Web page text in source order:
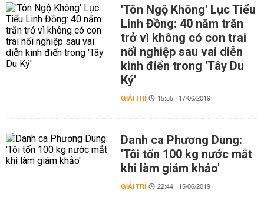
'Tôn Ngộ Không' Lục Tiểu
Linh Đồng: 40 năm trăn
trở vì không có con trai
nối nghiệp sau vai diễn
kinh điển trong 'Tây Du
Ký'
GIẢI TRÍ 15:55 | 17/06/2019
Danh ca Phương Dung:
'Tôi tốn 100 kg nước mắt
khi làm giám khảo'
GIẢI TRÍ 22:44 | 15/06/2019